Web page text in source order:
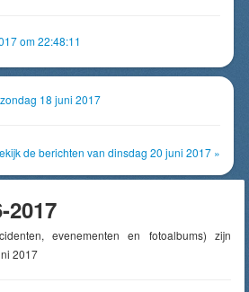
om 22:48:11
18 juni 2017
de berichten van dinsdag 20 juni 2017 »
2017
evenementen en fotoalbums) zijn
2017